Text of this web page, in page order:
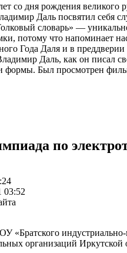
со дня рождения великого
Даль посвятил себя
словарь» —
потому что напоминает
Года Даля и в преддверии
Даль, как он писал
формы. Был просмотрен
по
03:52
«Братского
организаций Иркутской